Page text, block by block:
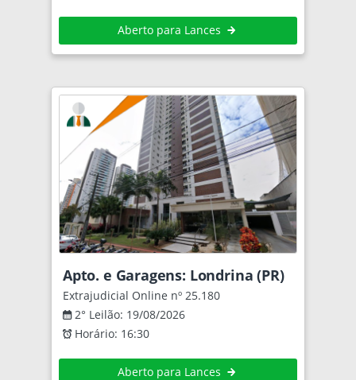
Aberto para Lances
Apto. e Garagens: Londrina (PR)
Extrajudicial Online nº 25.180
2° Leilão: 19/08/2026
Horário: 16:30
Aberto para Lances